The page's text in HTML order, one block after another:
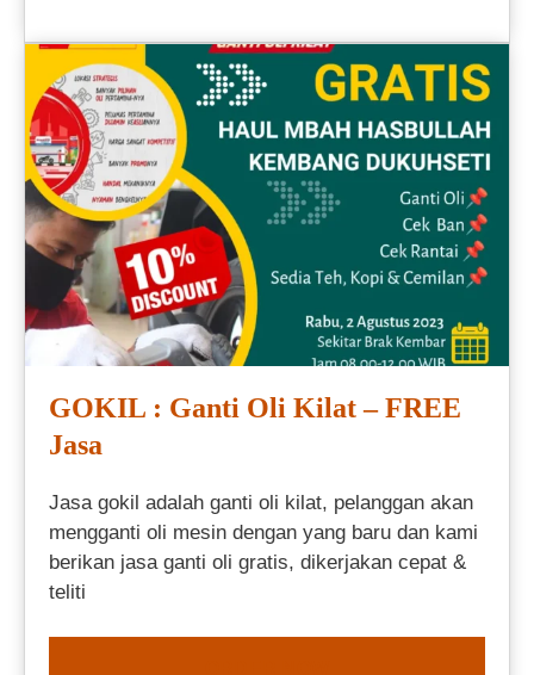
GOKIL : Ganti Oli Kilat – FREE
Jasa
Jasa gokil adalah ganti oli kilat, pelanggan akan
mengganti oli mesin dengan yang baru dan kami
berikan jasa ganti oli gratis, dikerjakan cepat &
teliti